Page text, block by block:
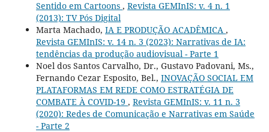
Sentido em Cartoons , Revista GEMInIS: v. 4 n. 1
(2013): TV Pós Digital
Marta Machado, IA E PRODUÇÃO ACADÊMICA ,
Revista GEMInIS: v. 14 n. 3 (2023): Narrativas de IA:
tendências da produção audiovisual - Parte 1
Noel dos Santos Carvalho, Dr., Gustavo Padovani, Ms.,
Fernando Cezar Esposito, Bel., INOVAÇÃO SOCIAL EM
PLATAFORMAS EM REDE COMO ESTRATÉGIA DE
COMBATE À COVID-19 , Revista GEMInIS: v. 11 n. 3
(2020): Redes de Comunicação e Narrativas em Saúde
- Parte 2